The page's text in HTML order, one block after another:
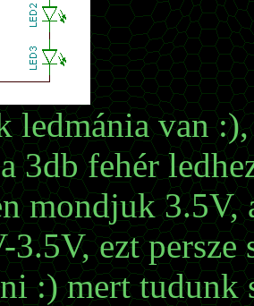
ledmánia van
3db fehér
mondjuk
3.5V, ezt
:) mert tudunk